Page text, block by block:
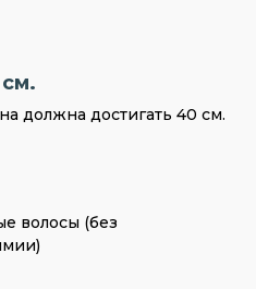
должна достигать 40 см.
волосы (без